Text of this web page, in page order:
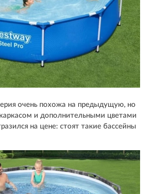
очень похожа на предыдущую, но
и дополнительными цветами
на цене: стоят такие бассейны